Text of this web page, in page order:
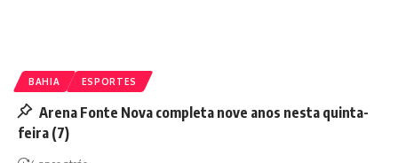
BAHIA ESPORTES
Arena Fonte Nova completa nove anos nesta quinta-
feira (7)